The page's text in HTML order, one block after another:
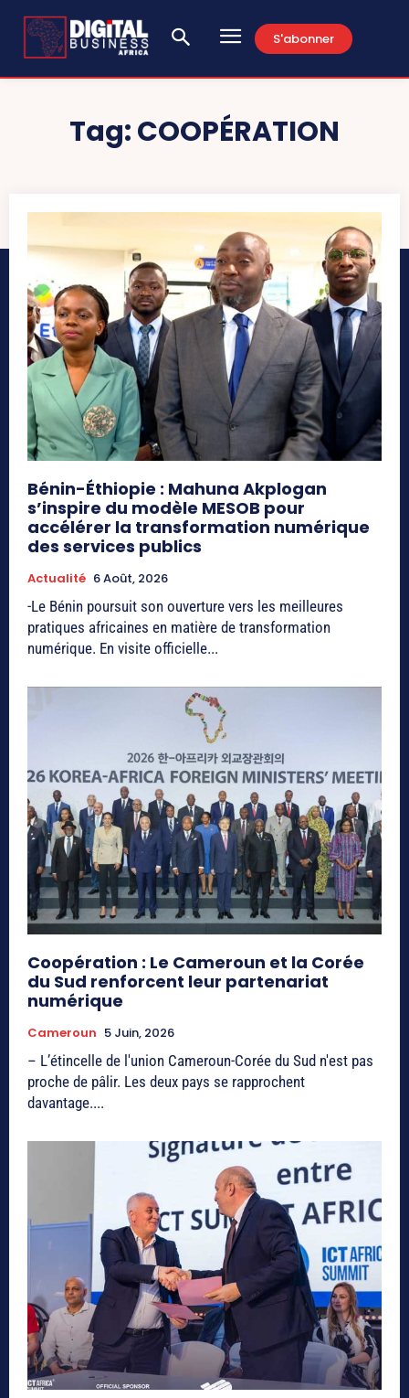
S'abonner
Tag:COOPÉRATION
Bénin-Éthiopie : Mahuna Akplogan
s’inspire du modèle MESOB pour
accélérer la transformation numérique
des services publics
Actualité 6 Août, 2026
-Le Bénin poursuit son ouverture vers les meilleures
pratiques africaines en matière de transformation
numérique. En visite officielle...
Coopération : Le Cameroun et la Corée
du Sud renforcent leur partenariat
numérique
Cameroun 5 Juin, 2026
– L’étincelle de l'union Cameroun-Corée du Sud n'est pas
proche de pâlir. Les deux pays se rapprochent
davantage....